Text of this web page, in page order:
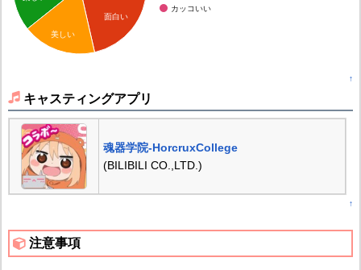
カッコいい
面白い
美しい
↑
キャスティングアプリ
魂器学院-HorcruxCollege
(BILIBILI CO.,LTD.)
↑
注意事項